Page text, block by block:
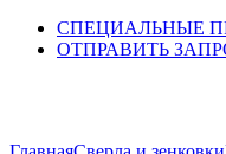
СПЕЦИАЛЬНЫЕ
ОТПРАВИТЬ